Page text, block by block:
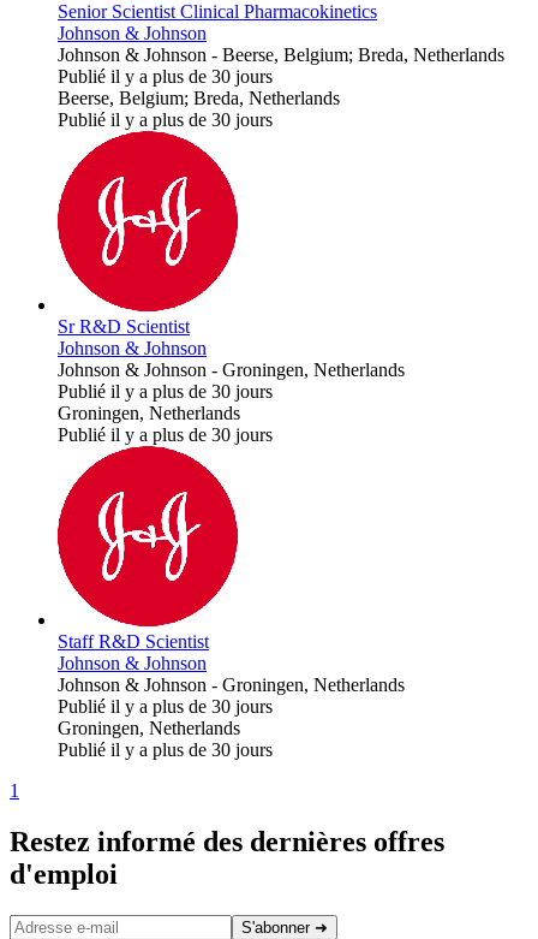
Senior Scientist Clinical Pharmacokinetics
Johnson & Johnson
Johnson & Johnson - Beerse, Belgium; Breda, Netherlands
Publié il y a plus de 30 jours
Beerse, Belgium; Breda, Netherlands
Publié il y a plus de 30 jours
Sr R&D Scientist
Johnson & Johnson
Johnson & Johnson - Groningen, Netherlands
Publié il y a plus de 30 jours
Groningen, Netherlands
Publié il y a plus de 30 jours
Staff R&D Scientist
Johnson & Johnson
Johnson & Johnson - Groningen, Netherlands
Publié il y a plus de 30 jours
Groningen, Netherlands
Publié il y a plus de 30 jours
1
Restez informé des dernières offres
d'emploi
S'abonner ➜